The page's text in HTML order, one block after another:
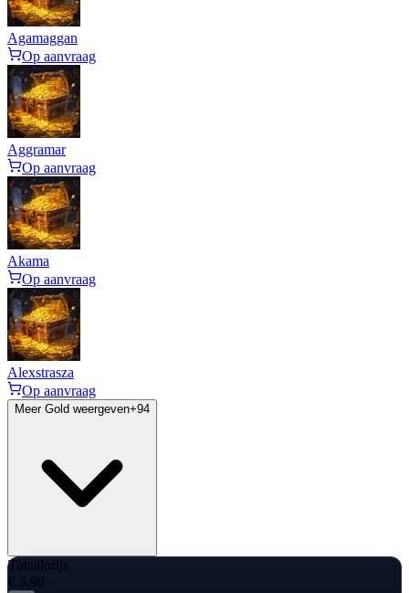
Agamaggan
Op aanvraag
Aggramar
Op aanvraag
Akama
Op aanvraag
Alexstrasza
Op aanvraag
Meer Gold weergeven+94
Totaalprijs
€ 5,90